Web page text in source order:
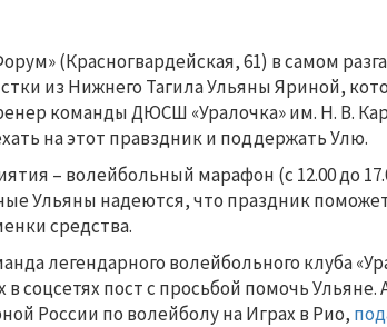
(Красногвардейская, 61) в самом
из Нижнего Тагила Ульяны Яриной,
команды ДЮСШ «Уралочка» им. Н. В.
на этот правздник и поддержать Улю.
– волейбольный марафон (с 12.00 до
Ульяны надеются, что праздник
средства.
легендарного волейбольного клуба
соцсетях пост с просьбой помочь
России по волейболу на Играх в Рио,